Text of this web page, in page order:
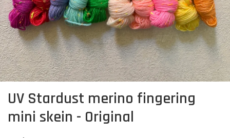
UV Stardust merino fingering
mini skein - Original